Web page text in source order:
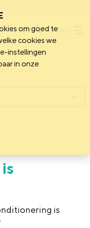
Menu
is
om goed te
cookies we
instellingen
in onze